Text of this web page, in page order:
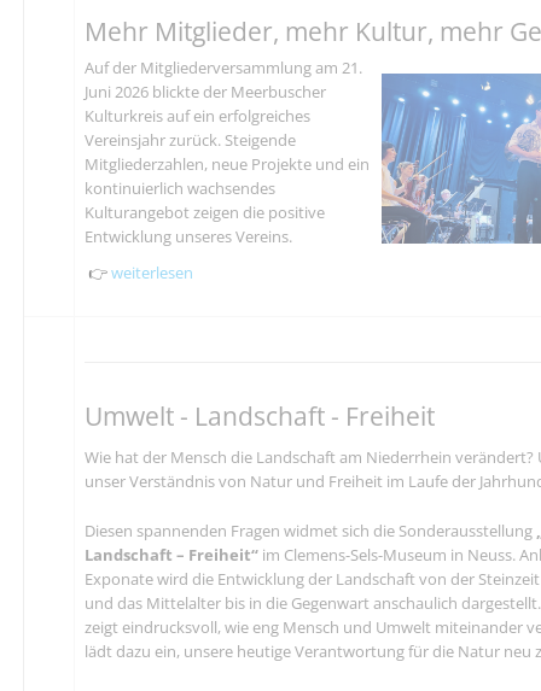
Mehr Mitglieder, mehr Kultur, mehr
Auf der Mitgliederversammlung am 21.
Juni 2026 blickte der Meerbuscher
Kulturkreis auf ein erfolgreiches
Vereinsjahr zurück. Steigende
Mitgliederzahlen, neue Projekte und ein
kontinuierlich wachsendes
Kulturangebot zeigen die positive
Entwicklung unseres Vereins.
👉weiterlesen
Umwelt - Landschaft - Freiheit
Wie hat der Mensch die Landschaft am Niederrhein verändert?
unser Verständnis von Natur und Freiheit im Laufe der
Diesen spannenden Fragen widmet sich die Sonderausstellung
Landschaft – Freiheit“ im Clemens-Sels-Museum in Neuss.
Exponate wird die Entwicklung der Landschaft von der
und das Mittelalter bis in die Gegenwart anschaulich
zeigt eindrucksvoll, wie eng Mensch und Umwelt miteinander
lädt dazu ein, unsere heutige Verantwortung für die Natur neu